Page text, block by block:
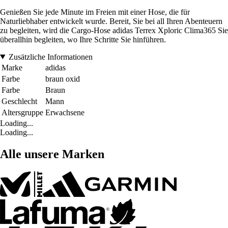
Genießen Sie jede Minute im Freien mit einer Hose, die für
Naturliebhaber entwickelt wurde. Bereit, Sie bei all Ihren Abenteuern
zu begleiten, wird die Cargo-Hose adidas Terrex Xploric Clima365 Sie
überallhin begleiten, wo Ihre Schritte Sie hinführen.
Zusätzliche Informationen
Marke
adidas
Farbe
braun oxid
Farbe
Braun
Geschlecht
Mann
Altersgruppe Erwachsene
Loading...
Loading...
Alle unsere Marken